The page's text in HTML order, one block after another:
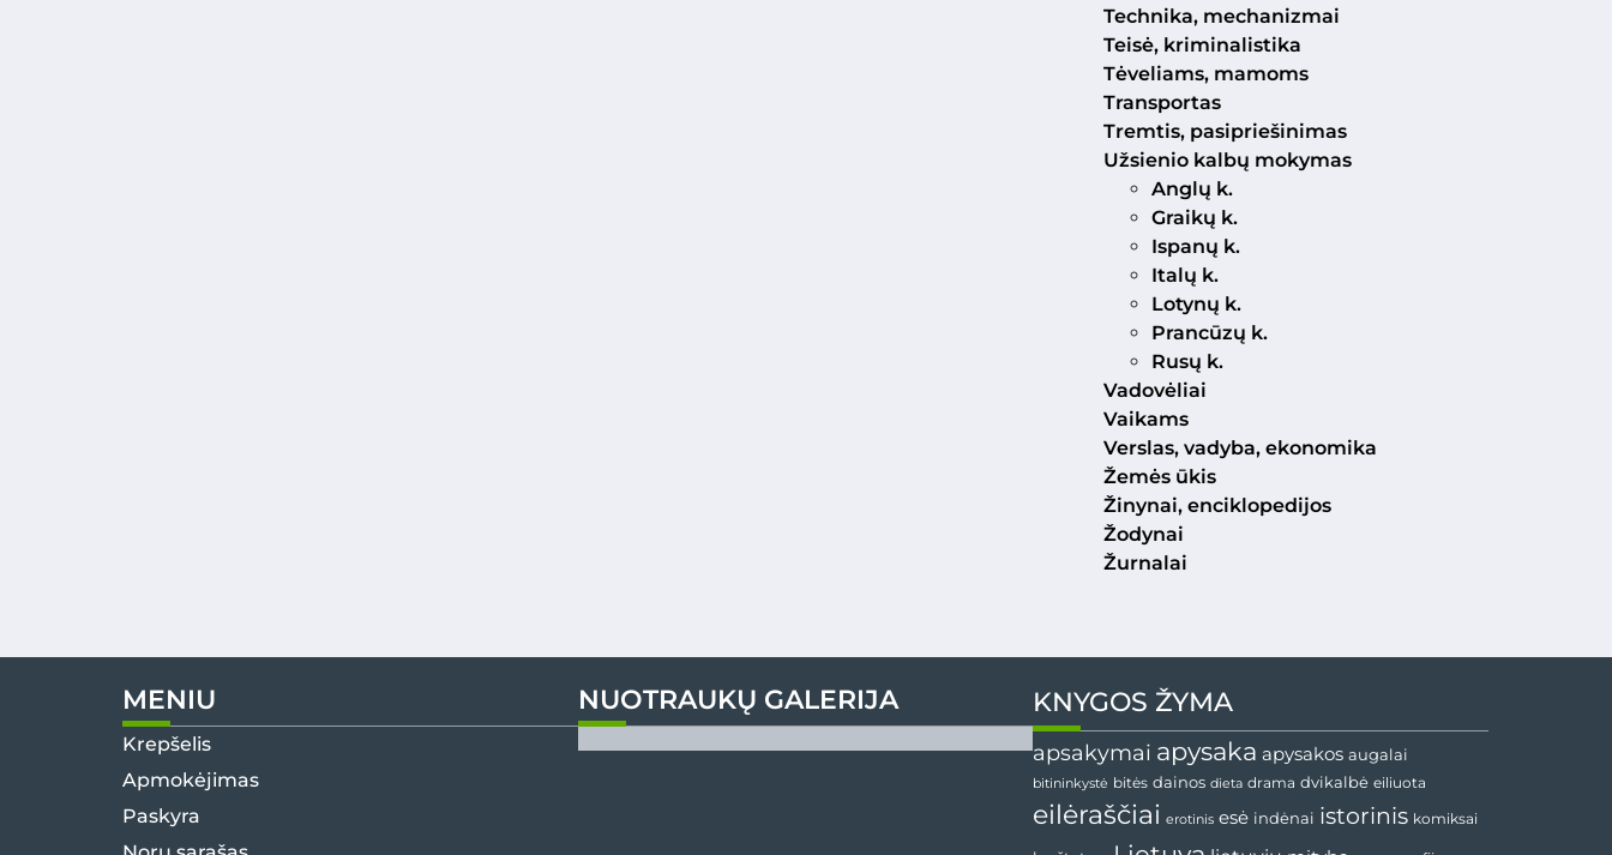
Technika, mechanizmai
Teisė, kriminalistika
Tėveliams, mamoms
Transportas
Tremtis, pasipriešinimas
Užsienio kalbų mokymas
Anglų k.
Graikų k.
Ispanų k.
Italų k.
Lotynų k.
Prancūzų k.
Rusų k.
Vadovėliai
Vaikams
Verslas, vadyba, ekonomika
Žemės ūkis
Žinynai, enciklopedijos
Žodynai
Žurnalai
MENIU
Krepšelis
Apmokėjimas
Paskyra
NUOTRAUKŲ GALERIJA KNYGOS ŽYMA
apsakymai apysaka apysakos augalai
bitininkystė bitės dainos dieta drama dvikalbė eiliuota
eilėraščiai erotinis esė indėnai istorinis komiksai